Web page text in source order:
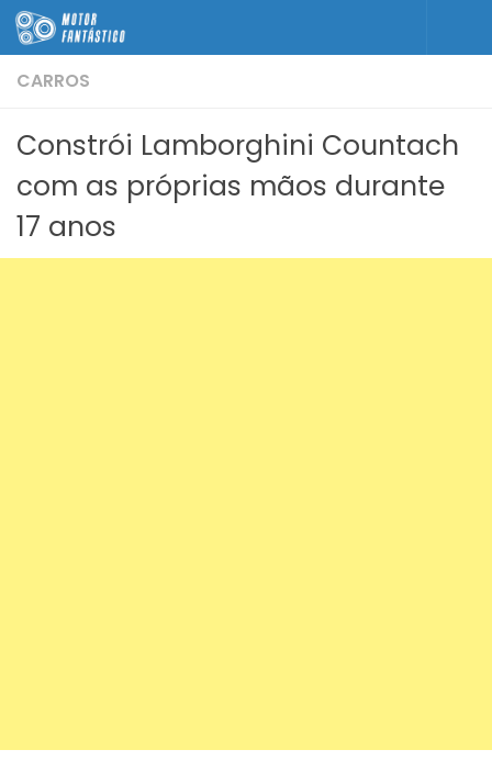
Skip to content
CARROS
Constrói Lamborghini Countach
com as próprias mãos durante
17 anos